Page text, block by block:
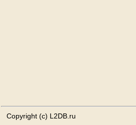
Copyright (c) L2DB.ru